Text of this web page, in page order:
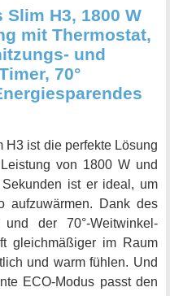
Arbeiten ist.
sich in nur 2 Sekunden
Mit den 3 Heizmodi von
individuell anpassbare
oder anderen
Energiesparenden
und Geld sparen.
H3, 1800 W
mit Thermostat,
und
70°
H3 ist die perfekte Lösung
von 1800 W und
ist er ideal, um
aufzuwärmen. Dank des
und der 70°-Weitwinkel-
gleichmäßiger im Raum
und warm fühlen. Und
ECO-Modus passt den